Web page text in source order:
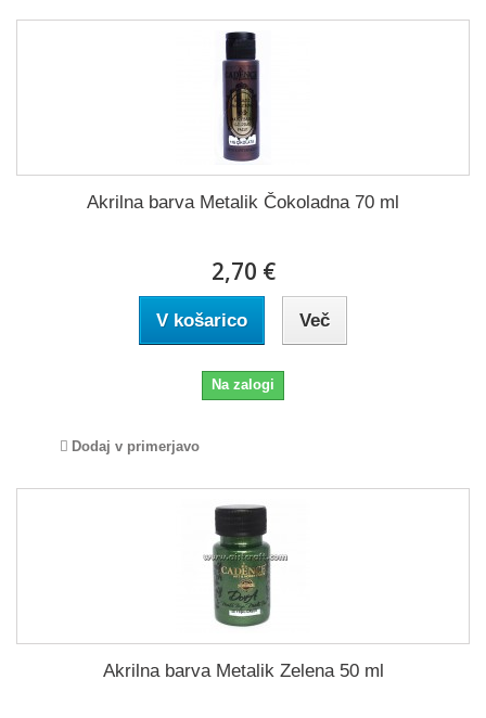
Akrilna barva Metalik Čokoladna 70 ml
2,70 €
V košarico Več
Na zalogi
Dodaj v primerjavo
Akrilna barva Metalik Zelena 50 ml